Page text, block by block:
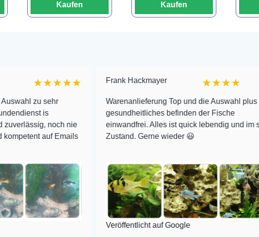
Kaufen Kaufen
sehr
is
noch nie
Emails
Frank Hackmayer ★★★★
Warenanlieferung Top und die Auswahl plus
gesundheitliches befinden der Fische
einwandfrei. Alles ist quick lebendig und im super
Zustand. Gerne wieder 😃
Veröffentlicht auf Google